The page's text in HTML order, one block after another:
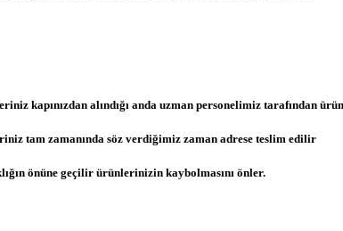
kapınızdan alındığı anda uzman personelimiz tarafından
tam zamanında söz verdiğimiz zaman adrese teslim edilir
önüne geçilir ürünlerinizin kaybolmasını önler.